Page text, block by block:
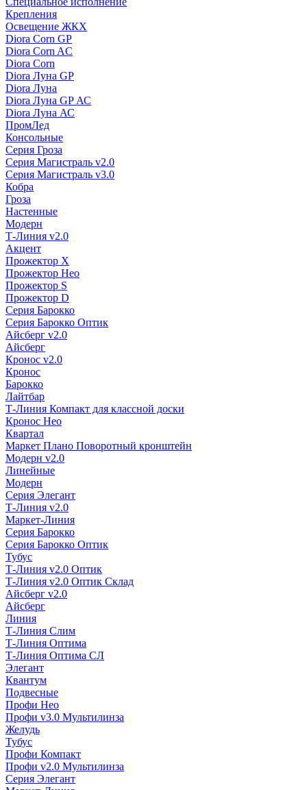
Крепления
Освещение ЖКХ
Diora Corn GP
Diora Corn AC
Diora Corn
Diora Луна GP
Diora Луна
Diora Луна GP АС
Diora Луна АС
ПромЛед
Консольные
Серия Гроза
Серия Магистраль v2.0
Серия Магистраль v3.0
Кобра
Гроза
Настенные
Модерн
Т-Линия v2.0
Акцент
Прожектор X
Прожектор Нео
Прожектор S
Прожектор D
Серия Барокко
Серия Барокко Оптик
Айсберг v2.0
Айсберг
Кронос v2.0
Кронос
Барокко
Лайтбар
Т-Линия Компакт для классной доски
Кронос Нео
Квартал
Маркет Плано Поворотный кронштейн
Модерн v2.0
Линейные
Модерн
Серия Элегант
Т-Линия v2.0
Маркет-Линия
Серия Барокко
Серия Барокко Оптик
Тубус
Т-Линия v2.0 Оптик
Т-Линия v2.0 Оптик Склад
Айсберг v2.0
Айсберг
Линия
Т-Линия Слим
Т-Линия Оптима
Т-Линия Оптима СЛ
Элегант
Квантум
Подвесные
Профи Нео
Профи v3.0 Мультилинза
Желудь
Тубус
Профи Компакт
Профи v2.0 Мультилинза
Серия Элегант